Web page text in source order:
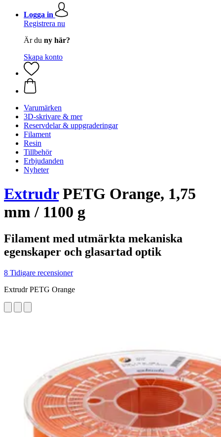
Logga in
Registrera nu
Är du ny här?
Skapa konto
Varumärken
3D-skrivare & mer
Reservdelar & uppgraderingar
Filament
Resin
Tillbehör
Erbjudanden
Nyheter
ExtrudrPETG Orange, 1,75
mm / 1100 g
Filament med utmärkta mekaniska
egenskaper och glasartad optik
8 Tidigare recensioner
Extrudr PETG Orange